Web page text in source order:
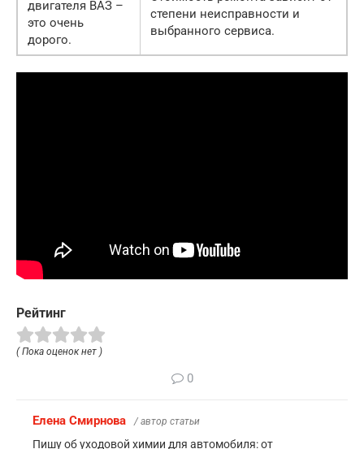
двигателя ВАЗ –
это очень
дорого.
степени неисправности и
выбранного сервиса.
Рейтинг
( Пока оценок нет )
0
Елена Смирнова / автор статьи
Пишу об уходовой химии для автомобиля: от